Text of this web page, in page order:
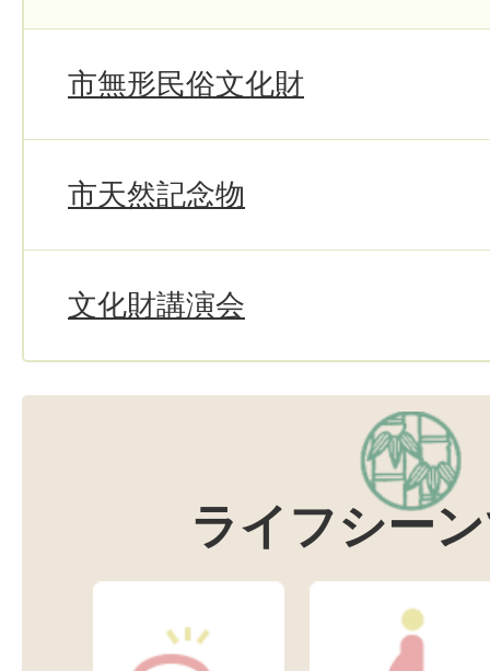
市無形民俗文化財
市天然記念物
文化財講演会
ライフシー